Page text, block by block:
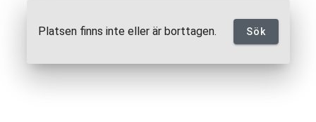
Platsen finns inte eller är borttagen. Sök